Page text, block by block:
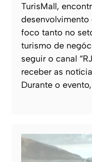
TurisMall,
foco tanto no
turismo de
seguir o canal
receber as
Durante o